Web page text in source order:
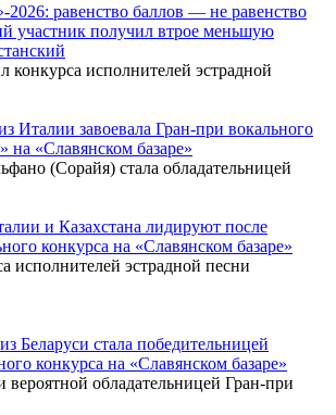
2026: равенство баллов — не равенство
участник получил втрое меньшую
конкурса исполнителей эстрадной
Италии завоевала Гран-при вокального
на «Славянском базаре»
(Сорайя) стала обладательницей
и Казахстана лидируют после
конкурса на «Славянском базаре»
исполнителей эстрадной песни
Беларуси стала победительницей
конкурса на «Славянском базаре»
вероятной обладательницей Гран-при